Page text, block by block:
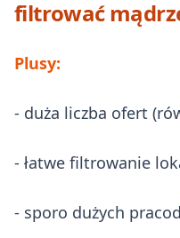
filtrować
Plusy:
- duża liczba ofert
- łatwe filtrowanie
- sporo dużych